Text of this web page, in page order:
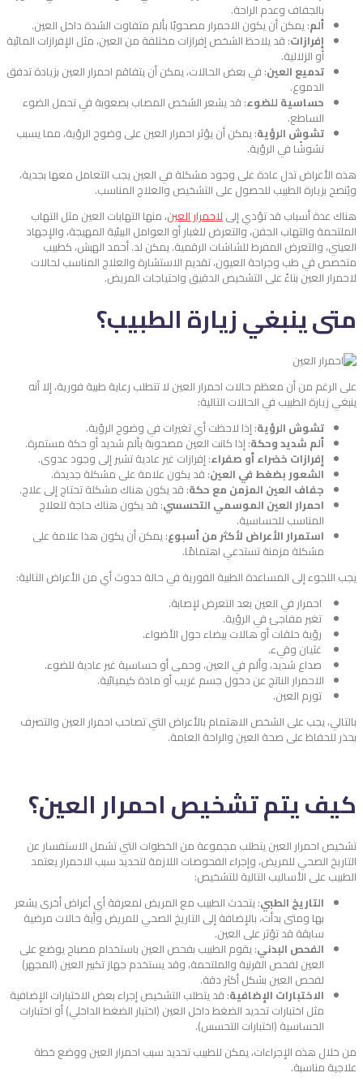
بالجفاف وعدم الراحة.
ألم: يمكن أن يكون الاحمرار مصحوبًا بألم متفاوت الشدة داخل العين.
إفرازات: قد يلاحظ الشخص إفرازات مختلفة من العين، مثل الإفرازات المائية
أو الزلالية.
تدميع العين: في بعض الحالات، يمكن أن يتفاقم احمرار العين بزيادة تدفق
الدموع.
حساسية للضوء: قد يشعر الشخص المصاب بصعوبة في تحمل الضوء
الساطع.
تشوش الرؤية: يمكن أن يؤثر احمرار العين على وضوح الرؤية، مما يسبب
تشوشًا في الرؤية.
هذه الأعراض تدل عادة على وجود مشكلة في العين يجب التعامل معها بجدية،
ويُنصح بزيارة الطبيب للحصول على التشخيص والعلاج المناسب.
هناك عدة أسباب قد تؤدي إلى لاحمرار العين، منها التهابات العين مثل التهاب
الملتحمة والتهاب الجفن، والتعرض للغبار أو العوامل البيئية المهيجة، والإجهاد
العيني، والتعرض المفرط للشاشات الرقمية. يمكن لد. أحمد الهبش، كطبيب
متخصص في طب وجراحة العيون، تقديم الاستشارة والعلاج المناسب لحالات
لاحمرار العين بناءً على التشخيص الدقيق واحتياجات المريض.
متى ينبغي زيارة الطبيب؟
على الرغم من أن معظم حالات احمرار العين لا تتطلب رعاية طبية فورية، إلا أنه
ينبغي زيارة الطبيب في الحالات التالية:
تشوش الرؤية: إذا لاحظت أي تغيرات في وضوح الرؤية.
ألم شديد وحكة: إذا كانت العين مصحوبة بألم شديد أو حكة مستمرة.
إفرازات خضراء أو صفراء: إفرازات غير عادية تشير إلى وجود عدوى.
الشعور بضغط في العين: قد يكون علامة على مشكلة جديدة.
جفاف العين المزمن مع حكة: قد يكون هناك مشكلة تحتاج إلى علاج.
احمرار العين الموسمي التحسسي: قد يكون هناك حاجة للعلاج
المناسب للحساسية.
استمرار الأعراض لأكثر من أسبوع: يمكن أن يكون هذا علامة على
مشكلة مزمنة تستدعي اهتمامًا.
يجب اللجوء إلى المساعدة الطبية الفورية في حالة حدوث أي من الأعراض التالية:
احمرار في العين بعد التعرض لإصابة.
تغير مفاجئ في الرؤية.
رؤية حلقات أو هالات بيضاء حول الأضواء.
غثيان وقيء.
صداع شديد، وألم في العين، وحمى أو حساسية غير عادية للضوء.
الاحمرار الناتج عن دخول جسم غريب أو مادة كيميائية.
تورم العين.
بالتالي، يجب على الشخص الاهتمام بالأعراض التي تصاحب احمرار العين والتصرف
بحذر للحفاظ على صحة العين والراحة العامة.
كيف يتم تشخيص احمرار العين؟
تشخيص احمرار العين يتطلب مجموعة من الخطوات التي تشمل الاستفسار عن
التاريخ الصحي للمريض، وإجراء الفحوصات اللازمة لتحديد سبب الاحمرار يعتمد
الطبيب على الأساليب التالية للتشخيص:
التاريخ الطبي: يتحدث الطبيب مع المريض لمعرفة أي أعراض أخرى يشعر
بها ومتى بدأت، بالإضافة إلى التاريخ الصحي للمريض وأية حالات مرضية
سابقة قد تؤثر على العين.
الفحص البدني: يقوم الطبيب بفحص العين باستخدام مصباح يوضع على
العين لفحص القرنية والملتحمة، وقد يستخدم جهاز تكبير العين (المجهر)
لفحص العين بشكل أكثر دقة.
الاختبارات الإضافية: قد يتطلب التشخيص إجراء بعض الاختبارات الإضافية
مثل اختبارات تحديد الضغط داخل العين (اختبار الضغط الداخلي) أو اختبارات
الحساسية (اختبارات التحسس).
من خلال هذه الإجراءات، يمكن للطبيب تحديد سبب احمرار العين ووضع خطة
علاجية مناسبة.